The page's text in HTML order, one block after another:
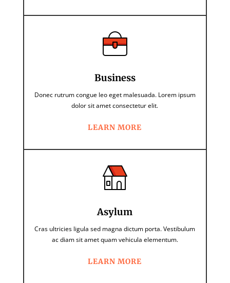
Business
Donec rutrum congue leo eget malesuada. Lorem ipsum
dolor sit amet consectetur elit.
LEARN MORE
Asylum
Cras ultricies ligula sed magna dictum porta. Vestibulum
ac diam sit amet quam vehicula elementum.
LEARN MORE